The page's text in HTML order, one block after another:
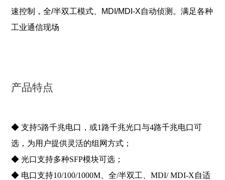
速控制，全/半双工模式、MDI/MDI-X自动侦测。满足各种
工业通信现场
产品特点
◆ 支持5路千兆电口，或1路千兆光口与4路千兆电口可
选，为用户提供灵活的组网方式；
◆ 光口支持多种SFP模块可选；
◆ 电口支持10/100/1000M、全/半双工、MDI/ MDI-X自适